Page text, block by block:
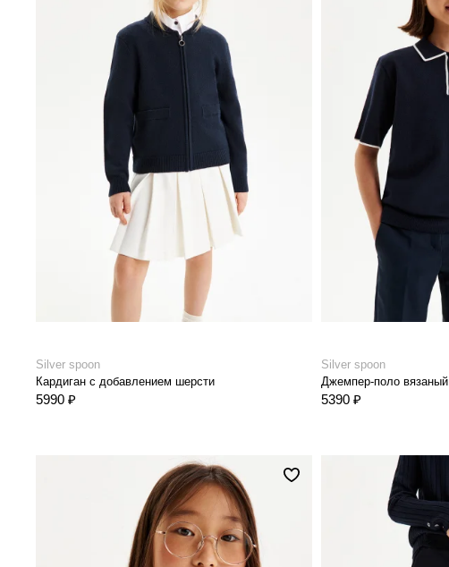
Silver spoon
Кардиган с добавлением шерсти
5990 ₽
Silver spoon
Джемпер-поло вязаный
5390 ₽